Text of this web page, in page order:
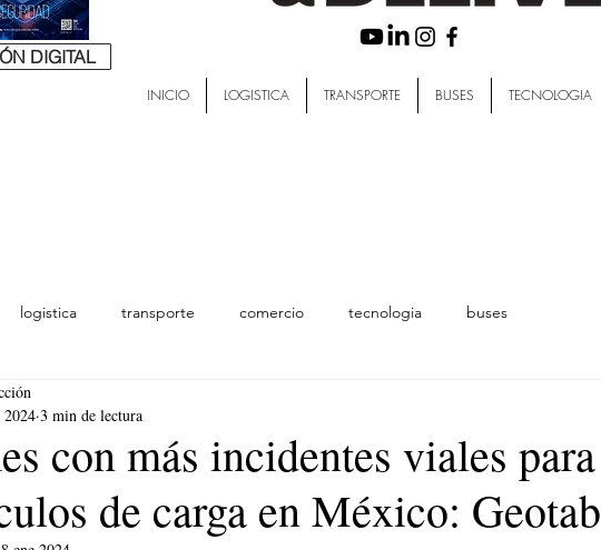
DIGITAL
INICIO LOGISTICA TRANSPORTE BUSES TECNOLOGIA
logistica transporte comercio tecnologia buses
con más incidentes viales para
de carga en México: Geotab
2024 3 min de lectura